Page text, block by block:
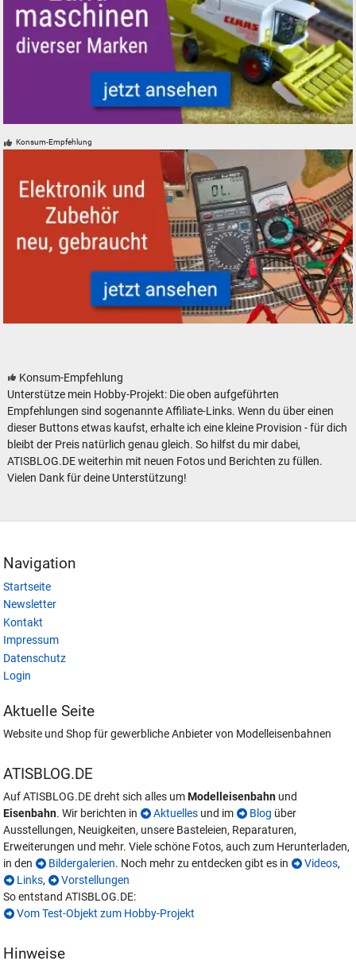
Konsum-Empfehlung
Konsum-Empfehlung
Unterstütze mein Hobby-Projekt: Die oben aufgeführten
Empfehlungen sind sogenannte Affiliate-Links. Wenn du über einen
dieser Buttons etwas kaufst, erhalte ich eine kleine Provision - für dich
bleibt der Preis natürlich genau gleich. So hilfst du mir dabei,
ATISBLOG.DE weiterhin mit neuen Fotos und Berichten zu füllen.
Vielen Dank für deine Unterstützung!
Navigation
Startseite
Newsletter
Kontakt
Impressum
Datenschutz
Login
Aktuelle Seite
Website und Shop für gewerbliche Anbieter von Modelleisenbahnen
ATISBLOG.DE
Auf ATISBLOG.DE dreht sich alles umModelleisenbahn und
Eisenbahn. Wir berichten in Aktuelles und im Blog über
Ausstellungen, Neuigkeiten, unsere Basteleien, Reparaturen,
Erweiterungen und mehr. Viele schöne Fotos, auch zum Herunterladen,
in den
Bildergalerien. Noch mehr zu entdecken gibt es in Videos,
Links,
Vorstellungen
So entstand ATISBLOG.DE:
Vom Test-Objekt zum Hobby-Projekt
Hinweise